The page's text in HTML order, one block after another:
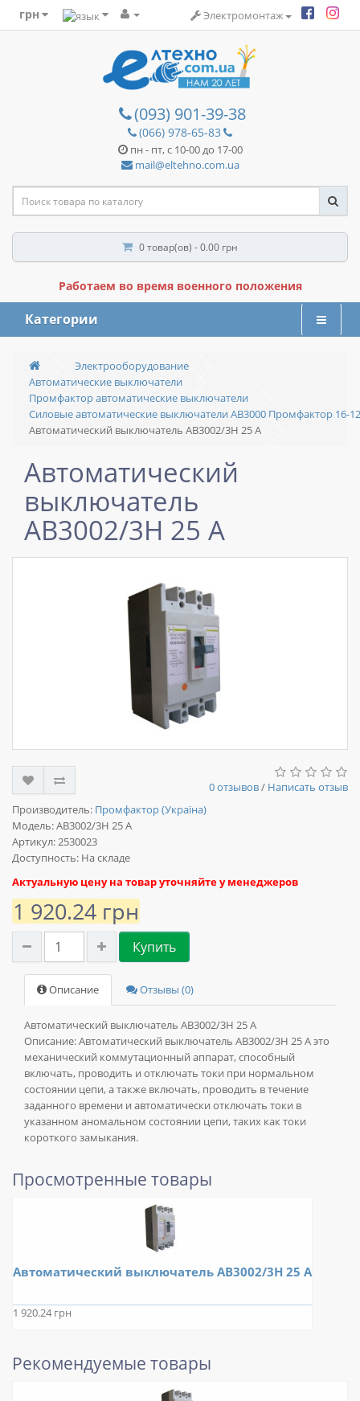
грн Электромонтаж
(093) 901-39-38
(066) 978-65-83
пн - пт, с 10-00 до 17-00
mail@eltehno.com.ua
0 товар(ов) - 0.00 грн
Работаем во время военного положения
Категории
Электрооборудование
Автоматические выключатели
Промфактор автоматические выключатели
Силовые автоматические выключатели АВ3000 Промфактор 16-
Автоматический выключатель АВ3002/3Н 25 А
Автоматический
выключатель
АВ3002/3Н 25 А
0 отзывов/ Написать отзыв
Производитель: Промфактор (Україна)
Модель:АВ3002/3Н 25 А
Артикул: 2530023
Доступность: На складе
Актуальную цену на товар уточняйте у менеджеров
1 920.24 грн
Купить
Описание Отзывы (0)
Автоматический выключатель АВ3002/3Н 25 А
Описание:Автоматический выключатель АВ3002/3Н 25 А это
механический коммутационный аппарат, способный
включать, проводить и отключать токи при нормальном
состоянии цепи, а также включать, проводить в течение
заданного времени и автоматически отключать токи в
указанном аномальном состоянии цепи, таких как токи
короткого замыкания.
Просмотренные товары
Автоматический выключатель АВ3002/3Н 25 А
1 920.24 грн
Рекомендуемые товары